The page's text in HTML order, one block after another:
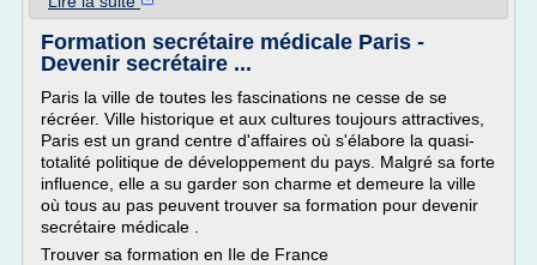
Formation secrétaire médicale Paris -
Devenir secrétaire ...
Paris la ville de toutes les fascinations ne cesse de se
récréer. Ville historique et aux cultures toujours attractives,
Paris est un grand centre d'affaires où s'élabore la quasi-
totalité politique de développement du pays. Malgré sa forte
influence, elle a su garder son charme et demeure la ville
où tous au pas peuvent trouver sa formation pour devenir
secrétaire médicale .
Trouver sa formation en Ile de France